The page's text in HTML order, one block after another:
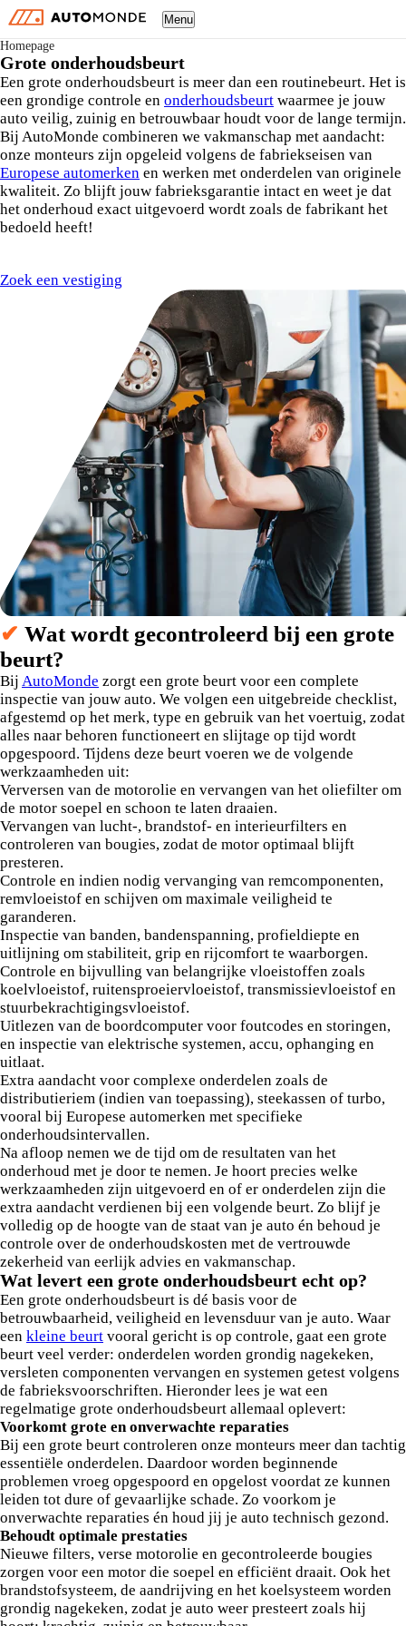
Menu
Homepage
Grote onderhoudsbeurt
Een grote onderhoudsbeurt is meer dan een routinebeurt. Het is
een grondige controle en onderhoudsbeurt waarmee je jouw
auto veilig, zuinig en betrouwbaar houdt voor de lange termijn.
Bij AutoMonde combineren we vakmanschap met aandacht:
onze monteurs zijn opgeleid volgens de fabriekseisen van
Europese automerken en werken met onderdelen van originele
kwaliteit. Zo blijft jouw fabrieksgarantie intact en weet je dat
het onderhoud exact uitgevoerd wordt zoals de fabrikant het
bedoeld heeft!
Zoek een vestiging
✔ Wat wordt gecontroleerd bij een grote
beurt?
Bij AutoMonde zorgt een grote beurt voor een complete
inspectie van jouw auto. We volgen een uitgebreide checklist,
afgestemd op het merk, type en gebruik van het voertuig, zodat
alles naar behoren functioneert en slijtage op tijd wordt
opgespoord. Tijdens deze beurt voeren we de volgende
werkzaamheden uit:
Verversen van de motorolie en vervangen van het oliefilter om
de motor soepel en schoon te laten draaien.
Vervangen van lucht-, brandstof- en interieurfilters en
controleren van bougies, zodat de motor optimaal blijft
presteren.
Controle en indien nodig vervanging van remcomponenten,
remvloeistof en schijven om maximale veiligheid te
garanderen.
Inspectie van banden, bandenspanning, profieldiepte en
uitlijning om stabiliteit, grip en rijcomfort te waarborgen.
Controle en bijvulling van belangrijke vloeistoffen zoals
koelvloeistof, ruitensproeiervloeistof, transmissievloeistof en
stuurbekrachtigingsvloeistof.
Uitlezen van de boordcomputer voor foutcodes en storingen,
en inspectie van elektrische systemen, accu, ophanging en
uitlaat.
Extra aandacht voor complexe onderdelen zoals de
distributieriem (indien van toepassing), steekassen of turbo,
vooral bij Europese automerken met specifieke
onderhoudsintervallen.
Na afloop nemen we de tijd om de resultaten van het
onderhoud met je door te nemen. Je hoort precies welke
werkzaamheden zijn uitgevoerd en of er onderdelen zijn die
extra aandacht verdienen bij een volgende beurt. Zo blijf je
volledig op de hoogte van de staat van je auto én behoud je
controle over de onderhoudskosten met de vertrouwde
zekerheid van eerlijk advies en vakmanschap.
Wat levert een grote onderhoudsbeurt echt op?
Een grote onderhoudsbeurt is dé basis voor de
betrouwbaarheid, veiligheid en levensduur van je auto. Waar
een kleine beurt vooral gericht is op controle, gaat een grote
beurt veel verder: onderdelen worden grondig nagekeken,
versleten componenten vervangen en systemen getest volgens
de fabrieksvoorschriften. Hieronder lees je wat een
regelmatige grote onderhoudsbeurt allemaal oplevert:
Voorkomt grote en onverwachte reparaties
Bij een grote beurt controleren onze monteurs meer dan tachtig
essentiële onderdelen. Daardoor worden beginnende
problemen vroeg opgespoord en opgelost voordat ze kunnen
leiden tot dure of gevaarlijke schade. Zo voorkom je
onverwachte reparaties én houd jij je auto technisch gezond.
Behoudt optimale prestaties
Nieuwe filters, verse motorolie en gecontroleerde bougies
zorgen voor een motor die soepel en efficiënt draait. Ook het
brandstofsysteem, de aandrijving en het koelsysteem worden
grondig nagekeken, zodat je auto weer presteert zoals hij